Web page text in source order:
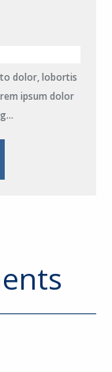
dolor, lobortis
ipsum dolor